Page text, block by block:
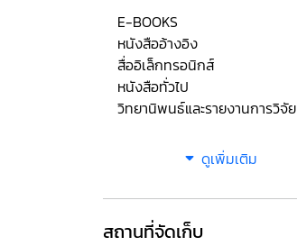
E-BOOKS
หนังสืออ้างอิง
สื่ออิเล็กทรอนิกส์
หนังสือทั่วไป
วิทยานิพนธ์และรายงานการวิจัย
ดูเพิ่มเติม
สถานที่จัดเก็บ